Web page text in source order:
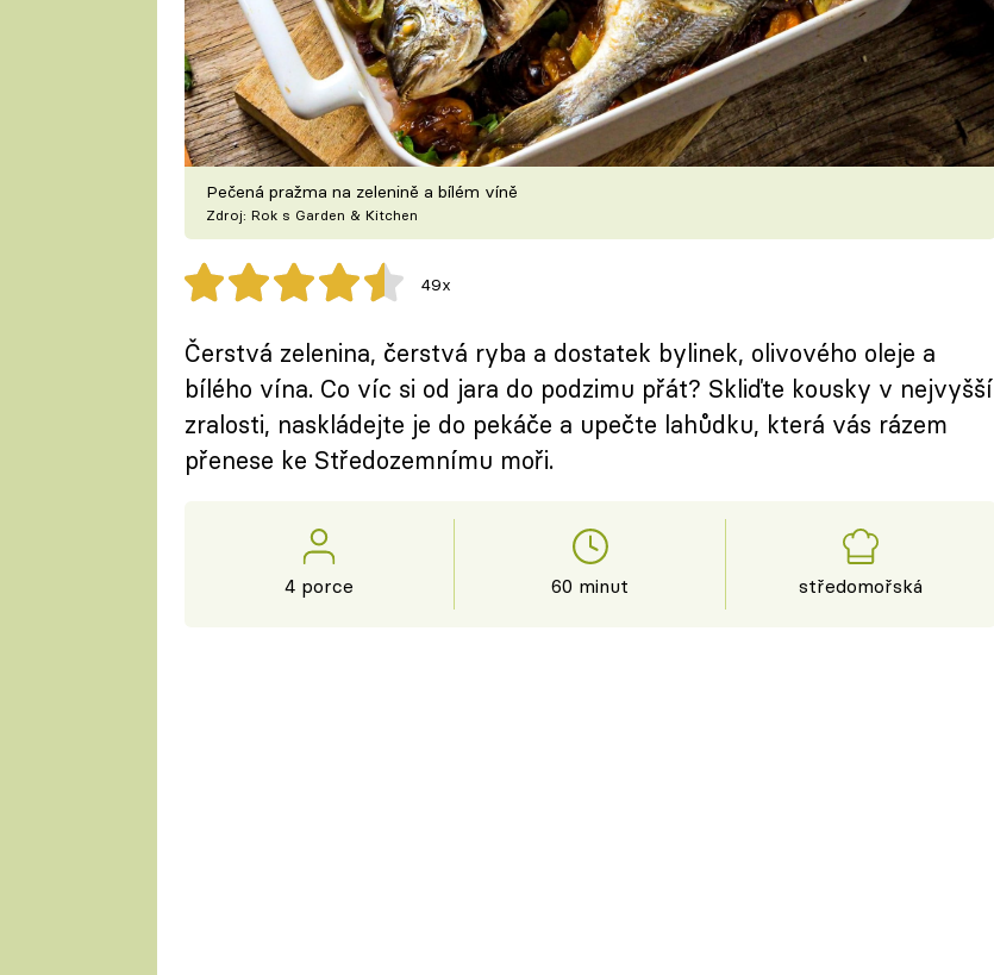
Pečená pražma na zelenině a bílém víně
Zdroj: Rok s Garden & Kitchen
49x
Čerstvá zelenina, čerstvá ryba a dostatek bylinek, olivového oleje a
bílého vína. Co víc si od jara do podzimu přát? Skliďte kousky v nejvyšší
zralosti, naskládejte je do pekáče a upečte lahůdku, která vás rázem
přenese ke Středozemnímu moři.
4 porce 60 minut středomořská